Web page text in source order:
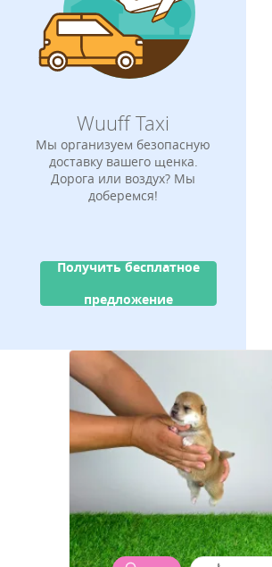
Wuuff Taxi
Мы организуем безопасную
доставку вашего щенка.
Дорога или воздух? Мы
доберемся!
Получить бесплатное
предложение